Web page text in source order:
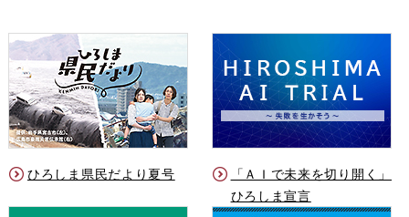
ひろしま県民だより夏号
「ＡＩで未来を切り開く」
ひろしま宣言